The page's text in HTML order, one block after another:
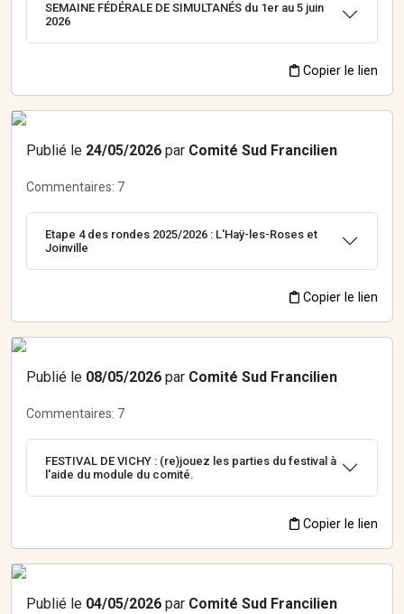
SEMAINE FÉDÉRALE DE SIMULTANÉS du 1er au 5 juin
2026
Copier le lien
Publié le 24/05/2026 par Comité Sud Francilien
Commentaires: 7
Etape 4 des rondes 2025/2026 : L'Haÿ-les-Roses et
Joinville
Copier le lien
Publié le 08/05/2026 par Comité Sud Francilien
Commentaires: 7
FESTIVAL DE VICHY : (re)jouez les parties du festival à
l'aide du module du comité.
Copier le lien
Publié le 04/05/2026 par Comité Sud Francilien